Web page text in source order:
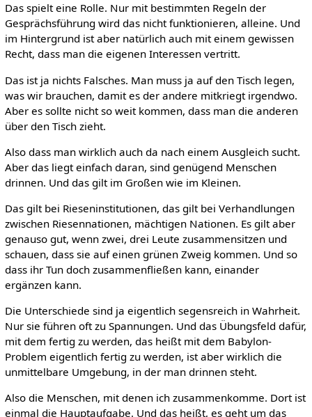
Das spielt eine Rolle. Nur mit bestimmten Regeln der
Gesprächsführung wird das nicht funktionieren, alleine. Und
im Hintergrund ist aber natürlich auch mit einem gewissen
Recht, dass man die eigenen Interessen vertritt.
Das ist ja nichts Falsches. Man muss ja auf den Tisch legen,
was wir brauchen, damit es der andere mitkriegt irgendwo.
Aber es sollte nicht so weit kommen, dass man die anderen
über den Tisch zieht.
Also dass man wirklich auch da nach einem Ausgleich sucht.
Aber das liegt einfach daran, sind genügend Menschen
drinnen. Und das gilt im Großen wie im Kleinen.
Das gilt bei Rieseninstitutionen, das gilt bei Verhandlungen
zwischen Riesennationen, mächtigen Nationen. Es gilt aber
genauso gut, wenn zwei, drei Leute zusammensitzen und
schauen, dass sie auf einen grünen Zweig kommen. Und so
dass ihr Tun doch zusammenfließen kann, einander
ergänzen kann.
Die Unterschiede sind ja eigentlich segensreich in Wahrheit.
Nur sie führen oft zu Spannungen. Und das Übungsfeld dafür,
mit dem fertig zu werden, das heißt mit dem Babylon-
Problem eigentlich fertig zu werden, ist aber wirklich die
unmittelbare Umgebung, in der man drinnen steht.
Also die Menschen, mit denen ich zusammenkomme. Dort ist
einmal die Hauptaufgabe. Und das heißt, es geht um das